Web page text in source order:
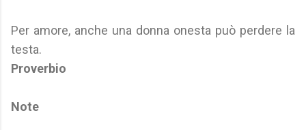
Per amore, anche una donna onesta può perdere la
testa.
Proverbio
Note